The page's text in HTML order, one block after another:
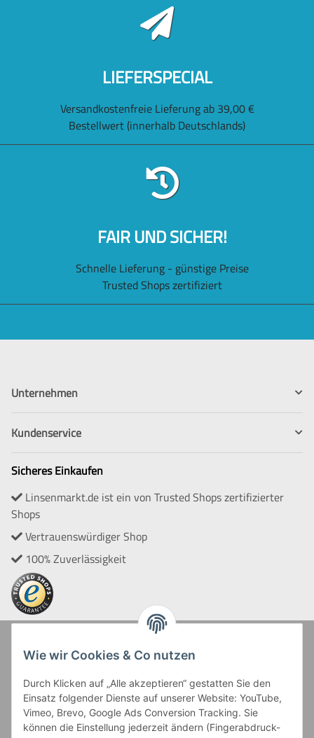
LIEFERSPECIAL
Versandkostenfreie Lieferung ab 39,00 €
Bestellwert (innerhalb Deutschlands)
FAIR UND SICHER!
Schnelle Lieferung - günstige Preise
Trusted Shops zertifiziert
Unternehmen
Kundenservice
Sicheres Einkaufen
Linsenmarkt.de ist ein von Trusted Shops zertifizierter
Shops
Vertrauenswürdiger Shop
100% Zuverlässigkeit
Zahlung und Versand
Wie wir Cookies & Co nutzen
Durch Klicken auf „Alle akzeptieren“ gestatten Sie den
Einsatz folgender Dienste auf unserer Website: YouTube,
Vimeo, Brevo, Google Ads Conversion Tracking. Sie
können die Einstellung jederzeit ändern (Fingerabdruck-